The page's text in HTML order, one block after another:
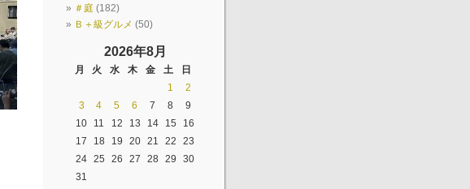
＃庭 (182)
Ｂ＋級グルメ (50)
2026年8月
月 火 水 木 金 土 日
1
2
3
4 5 6 7 8
9
10
11 12 13 14 15
16
17
18 19 20 21 22
23
24 25 26 27 28 29
30
31